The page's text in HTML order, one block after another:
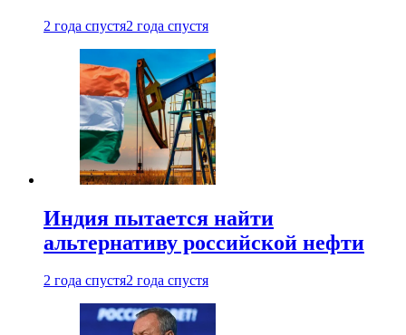
2 года спустя2 года спустя
Индия пытается найти
альтернативу российской нефти
2 года спустя2 года спустя